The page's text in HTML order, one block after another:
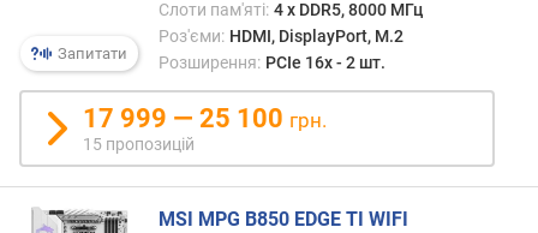
(
ш
т
.
)
в
е
Запитати
Слоти пам'яті: 4 х DDR5, 8000 МГц
Роз'єми: HDMI, DisplayPort, M.2
Розширення: PCIe 16x - 2 шт.
17 999 — 25 100 грн.
15 пропозицій
MSI MPG B850 EDGE TI WIFI